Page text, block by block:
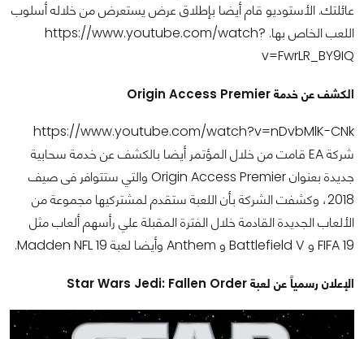
عائلتك. الأستوديو قام أيضا بإطلاق عرض يستعرض من خلاله أسلوب
اللعب الخاص بها. https://www.youtube.com/watch?
v=FwrLR_BY9IQ
الكشف عن خدمة Origin Access Premier
https://www.youtube.com/watch?v=nDvbMlK-CNk
شركة EA قامت من خلال المؤتمر أيضا بالكشف عن خدمة سحابية
جديدة بعنوان Origin Access Premier والتي ستتوافر فى صيف
2018، وكشفت الشركة بأن اللعبة ستقدم لمشتركيها مجموعة من
الألعاب الجديدة القادمة خلال الفترة المقبلة علي رأسهم ألعاب مثل
FIFA 19 و Battlefield V و Anthem وأيضا لعبة Madden NFL 19.
الإعلان رسمياً عن لعبة Star Wars Jedi: Fallen Order